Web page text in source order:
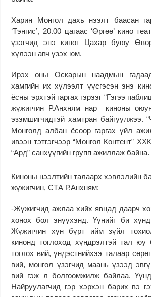
Харин Монгол дахь нээлт баасан
‘Тэнгис’, 20.00 цагаас ‘Өргөө’ кино
үзэгчид энэ киног Цахар буюу
хүлээн авч үзэх юм.
Ирэх оны Оскарын наадмын
хамгийн их хүлээлт үүсгэсэн энэ
ёсны эрхтэй гаргах гэрээг “Гэгээ
жүжигчин Р.Анхням нар киноны
эзэмшигчидтэй хамтран байгуулжээ.
Монголд албан ёсоор гаргах үйл
ивээн тэтгэгчээр “Монгол Контент”
“Ард” санхүүгийн групп ажиллаж байна.
Киноны нээлтийн талаарх хэвлэлийн
жүжигчин, СТА Р.Анхням:
-Жүжигчид ажлаа хийх явцад даарч
хонох бол энүүхэнд. Үүнийг би
Жүжигчин хүн бүрт ийм зүйл
кинонд тоглоход хүндрэлтэй тал юу
тоглох вий, үндэстнийхээ талаар
вий, монгол үзэгчид маань үзээд
вий гэж л болгоомжилж байлаа.
Найруулагчид гэр хэрхэн барих вэ